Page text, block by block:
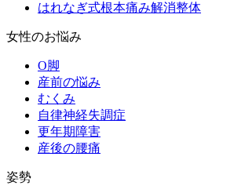
はれなぎ式根本痛み解消整体
女性のお悩み
O脚
産前の悩み
むくみ
自律神経失調症
更年期障害
産後の腰痛
姿勢